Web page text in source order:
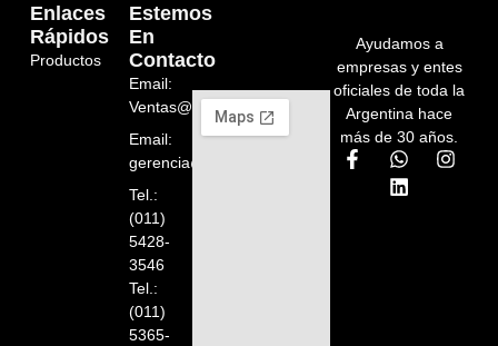
Ayudamos a
empresas y entes
oficiales de toda la
Argentina hace
más de 30 años.
Enlaces
Rápidos
Productos
Estemos
En
Contacto
Email:
Ventas@orelion.com.ar
Email:
gerencia@orelion.com.ar
Tel.:
(011)
5428-
3546
Tel.:
(011)
5365-